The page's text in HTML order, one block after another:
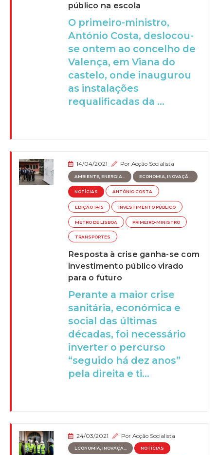
público na escola
O primeiro-ministro,
António Costa, deslocou-
se ontem ao concelho de
Valença, em Viana do
castelo, onde inaugurou
as instalações
requalificadas da ...
14/04/2021 PorAcção Socialista
AMBIENTE, ENERGIA... ECONOMIA, INOVAÇÃ...
NOTÍCIAS ANTÓNIO COSTA
EDIÇÃO 1415 INVESTIMENTO PÚBLICO
METRO DE LISBOA PRIMEIRO-MINISTRO
TRANSPORTES
Resposta à crise ganha-se com
investimento público virado
para o futuro
Perante a maior crise
sanitária, económica e
social das últimas
décadas, foi necessário
inverter o percurso
“seguido há dez anos”
pela direita e ti...
24/03/2021 PorAcção Socialista
ECONOMIA, INOVAÇÃ... NOTÍCIAS